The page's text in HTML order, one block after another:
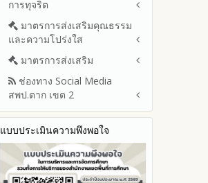
ข่าวประชาสัมพันธ์
ข่าวสารพัฒนาสำนักงาน
เกี่ยวข้องกับแนวทางส่งเสริมความ
ปีงบประมาณ 2568
ปีงบประมาณ 2567
ปีงบประมาณ 2566
ปีงบประมาณ 2565
รายงานผลการดำเนินงาน
ประจำปี
รายงานผลปี 2567
รายงานผลปี 2566
รายงานผลปี 2565
รายงานผลปี 2564
หรือการจัดหาพัสดุของสำนักงาน
เขตพื้นที่การศึกษา ประจำ
ปีงบประมาณ พ.ศ. 2568
พัฒนาทรัพยากรบุคคลประจำ
ปีงบประมาณ
ประมวลจริยธรรมและการขับ
เคลื่อนจริยธรรม
เรียนการทุจริตและประพฤติมิชอบ
ช่องทางแจ้งเรื่องร้องเรียนการ
ทุจริตและประพฤติมิชอบ
ข้อมูลสถิติเรื่องร้องเรียนการ
ทุจริตและประพฤติมิชอบ ประจำ
ปีงบประมาณ
การเปิดโอกาสให้มีส่วนร่วมใน
การดำเนินงานปีงบประมาณ
การทุจริต
การขับเคลื่อนนโยบาย No Gift
Policy จากการปฏิบัติหน้าที่ และ
การเสริมสร้างความรู้เกี่ยวกับหลัก
เกณฑ์การรับ ทรัพย์สินหรือประ
โปยชน์อื่นใดโดยธรรมจรรยาของ
เจ้าพนักงานของรัฐ
การประเมินความเสี่ยง ใน
สำนักงานเขตพื้นที่การศึกษา
ประจำปีงบประมาณ
รายงานผลการดำเนินการตาม
แผนบริหารจัดการความเสี่ยงการ
มาตรการส่งเสริมคุณธรรม
และความโปร่งใส
แผนปฏิบัติการป้องกันการทุจริต
ประจำปีงบประมาณ
2569
2568
2567
2566
2565
2564
มาตรการส่งเสริม
มาตรการเผยแพร่ข้อมูลต่อ
สาธารณะ
มาตรการส่งเสริมความโปร่งใสใน
การจัดซื้อจัดจ้าง
มาตราการจัดการเรื่องร้องเรียน
การทุจริต
มาตรการป้องกันการรับสินบน
ช่องทาง Social Media
สพป.ตาก เขต 2
Q&A / ชมเชย / เสนอแนะ
Facebook เพจ สพป.ตาก 2
Youtube ช่อง สพป.ตาก เขต 2
Youtube เรื่องเล่าข่าวตาก 2
แบบประเมินความพึงพอใจ